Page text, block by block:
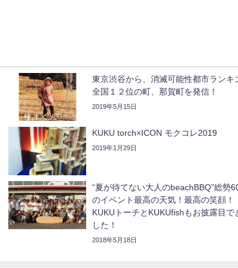
東京渋谷から、消滅可能性都市ランキ
全国１２位の町、那賀町を発信！
2019年5月15日
KUKU torch×ICON モクコレ2019
2019年1月29日
“夏が待てない大人のbeachBBQ”総勢
のイベント最高の天気！最高の笑顔！
KUKUトーチとKUKUfishもお披露目で
した！
2018年5月18日